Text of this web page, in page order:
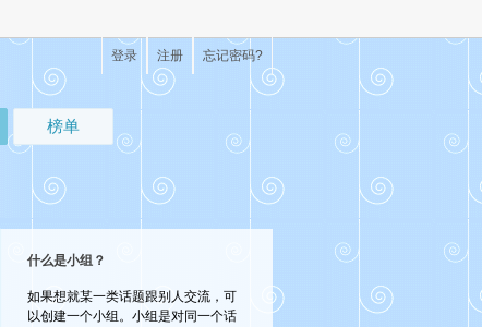
忘记密码?
注册
登录
榜单
什么是小组？
如果想就某一类话题跟别人交流，可
以创建一个小组。小组是对同一个话